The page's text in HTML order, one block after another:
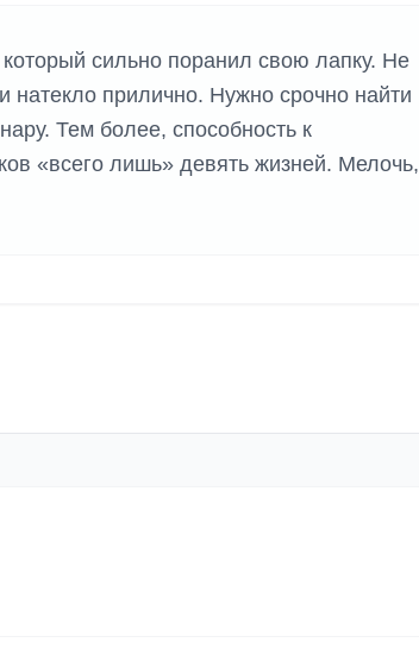
сильно поранил свою лапку. Не
натекло прилично. Нужно срочно найти
Тем более, способность к
«всего лишь» девять жизней. Мелочь,